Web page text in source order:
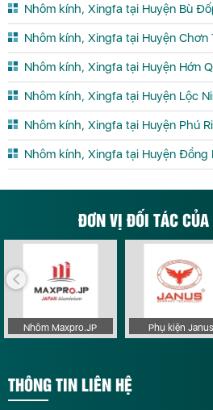
Nhôm kính, Xingfa tại Huyện Bù
Nhôm kính, Xingfa tại Huyện Chơn
Nhôm kính, Xingfa tại Huyện Hớn
Nhôm kính, Xingfa tại Huyện Lộc
Nhôm kính, Xingfa tại Huyện Phú
Nhôm kính, Xingfa tại Huyện Đồng
ĐƠN VỊ ĐỐI TÁC CỦA
Nhôm Maxpro.JP Phụ kiện Janus
THÔNG TIN LIÊN HỆ